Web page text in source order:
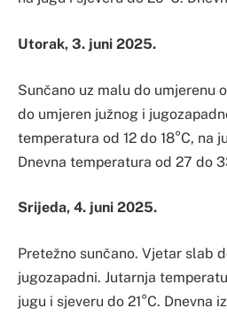
Utorak, 3. juni 2025.
Sunčano uz malu do umjerenu
do umjeren južnog i
temperatura od 12 do 18°C, na
Dnevna temperatura od 27 do
Srijeda, 4. juni 2025.
Pretežno sunčano. Vjetar slab
jugozapadni. Jutarnja
jugu i sjeveru do 21°C. Dnevna